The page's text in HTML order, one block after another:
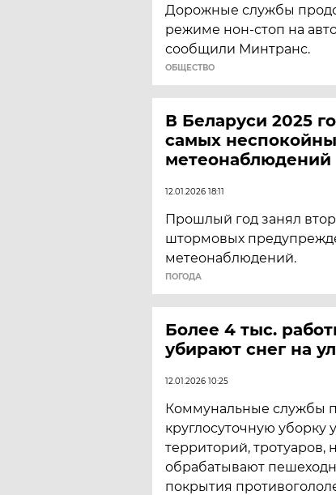
Дорожные службы
режиме нон-стоп на
сообщили Минтранс.
ОБЩЕСТВО
В Беларуси 2025
самых
метеонаблюдений
12.01.2026 18:11
Прошлый год занял
штормовых
метеонаблюдений.
ПОГОДА
Более 4 тыс.
убирают снег на
12.01.2026 10:25
Коммунальные службы
круглосуточную уборку
территорий, тротуаров,
обрабатывают
покрытия